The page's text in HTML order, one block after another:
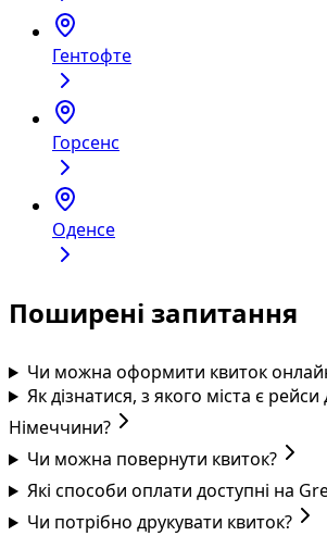
Гентофте
Горсенс
Оденсе
Поширені запитання
Чи можна оформити квиток онлайн
Як дізнатися, з якого міста є
Німеччини?
Чи можна повернути квиток?
Які способи оплати доступні на
Чи потрібно друкувати квиток?